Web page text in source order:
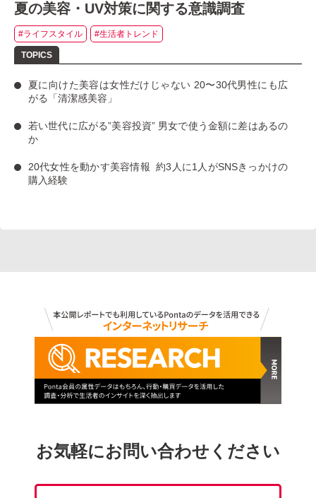
夏の美容・UV対策に関する意識調査
#ライフスタイル #生活者トレンド
夏に向けた美容は女性だけじゃない 20〜30代男性にも広
がる「清潔感美容」
若い世代に広がる”美容投資” 男女で使う金額に差はあるの
か
20代女性を動かす美容情報約3人に1人がSNSきっかけの
購入経験
お気軽にお問い合わせください